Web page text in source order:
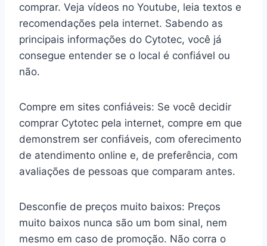
comprar. Veja vídeos no Youtube, leia textos e
recomendações pela internet. Sabendo as
principais informações do Cytotec, você já
consegue entender se o local é confiável ou
não.
Compre em sites confiáveis: Se você decidir
comprar Cytotec pela internet, compre em que
demonstrem ser confiáveis, com oferecimento
de atendimento online e, de preferência, com
avaliações de pessoas que comparam antes.
Desconfie de preços muito baixos: Preços
muito baixos nunca são um bom sinal, nem
mesmo em caso de promoção. Não corra o